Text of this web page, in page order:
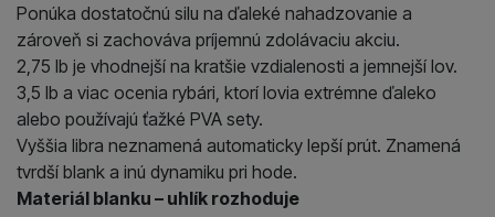
Ponúka dostatočnú silu na ďaleké nahadzovanie a
zároveň si zachováva príjemnú zdolávaciu akciu.
2,75 lb je vhodnejší na kratšie vzdialenosti a jemnejší lov.
3,5 lb a viac ocenia rybári, ktorí lovia extrémne ďaleko
alebo používajú ťažké PVA sety.
Vyššia libra neznamená automaticky lepší prút. Znamená
tvrdší blank a inú dynamiku pri hode.
Materiál blanku – uhlík rozhoduje